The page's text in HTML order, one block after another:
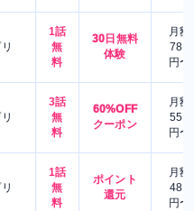
1話
無
料
30日無料
体験
月額
780
円〜
3話
無
料
60%OFF
クーポン
月額
550
円〜
1話
無
料
ポイント
還元
月額
480
円〜